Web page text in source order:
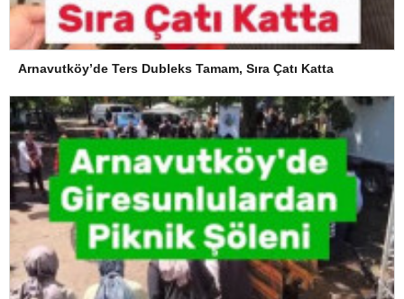
Arnavutköy’de Ters Dubleks Tamam, Sıra Çatı Katta